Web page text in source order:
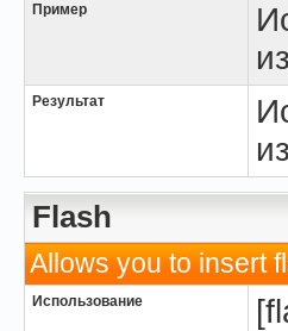
Пример
Результат
Flash
Allows you to insert
Использование